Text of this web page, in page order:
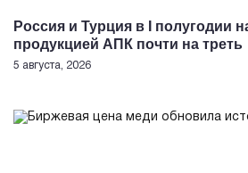
Россия и Турция в I полугодии
продукцией АПК почти на треть
5 августа, 2026